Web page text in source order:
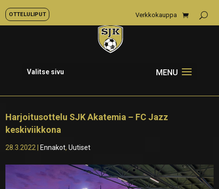
OTTELULIPUT Verkkokauppa
Valitse sivu
Harjoitusottelu SJK Akatemia – FC Jazz
keskiviikkona
28.3.2022 Ennakot,Uutiset